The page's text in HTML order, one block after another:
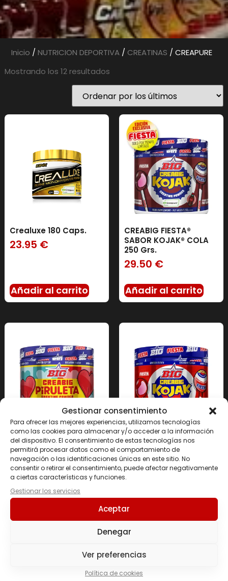
Gestionar consentimiento
Para ofrecer las mejores experiencias, utilizamos tecnologías
como las cookies para almacenar y/o acceder a la información
del dispositivo. El consentimiento de estas tecnologías nos
permitirá procesar datos como el comportamiento de
navegación o las identificaciones únicas en este sitio. No
consentir o retirar el consentimiento, puede afectar negativamente
a ciertas características y funciones.
Gestionar los servicios
Aceptar
Denegar
Ver preferencias
Política de cookies
Inicio / NUTRICION DEPORTIVA/ CREATINAS / CREAPURE
Mostrando los 12 resultados
Crealuxe 180 Caps.
23.95 €
Añadir al carrito
CREABIG FIESTA®
SABOR KOJAK® COLA
250 Grs.
29.50 €
Añadir al carrito
CREABIG SABOR
PIRULETA FIESTA® 250
Grs.
29.50€
Añadir al carrito
CREABIG FIESTA®
SABOR KOJAK® CEREZA
250 Grs.
29.50€
Añadir al carrito